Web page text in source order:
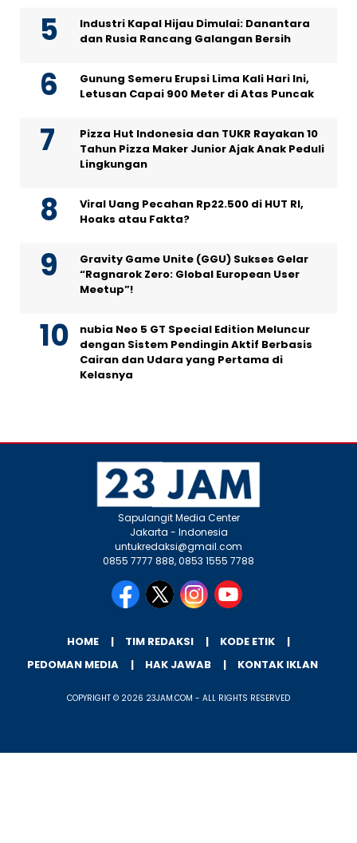
Industri Kapal Hijau Dimulai: Danantara
dan Rusia Rancang Galangan Bersih
Gunung Semeru Erupsi Lima Kali Hari Ini,
Letusan Capai 900 Meter di Atas Puncak
Pizza Hut Indonesia dan TUKR Rayakan 10
Tahun Pizza Maker Junior Ajak Anak Peduli
Lingkungan
Viral Uang Pecahan Rp22.500 di HUT RI,
Hoaks atau Fakta?
Gravity Game Unite (GGU) Sukses Gelar
“Ragnarok Zero: Global European User
Meetup”!
nubia Neo 5 GT Special Edition Meluncur
dengan Sistem Pendingin Aktif Berbasis
Cairan dan Udara yang Pertama di
Kelasnya
Sapulangit Media Center
Jakarta - Indonesia
untukredaksi@gmail.com
0855 7777 888, 0853 1555 7788
HOME TIM REDAKSI
KODE ETIK
PEDOMAN MEDIA
HAK JAWAB KONTAK IKLAN
COPYRIGHT © 2026 23JAM.COM - ALL RIGHTS RESERVED